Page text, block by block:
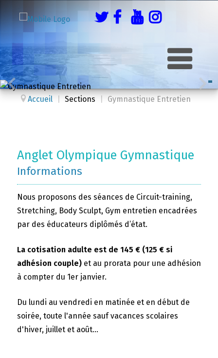
Accueil Sections Gymnastique Entretien
Anglet Olympique Gymnastique
Informations
Nous proposons des séances de Circuit-training,
Stretching, Body Sculpt, Gym entretien encadrées
par des éducateurs diplômés d’état.
La cotisation adulte est de 145 € (125 € si
adhésion couple) et au prorata pour une adhésion
à compter du 1er janvier.
Du lundi au vendredi en matinée et en début de
soirée, toute l'année sauf vacances scolaires
d'hiver, juillet et août...